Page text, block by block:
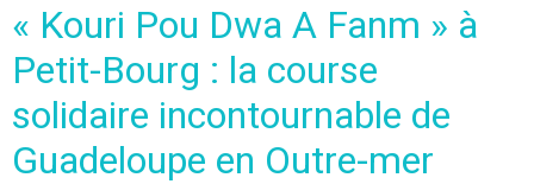
« Kouri Pou Dwa A Fanm » à
Petit-Bourg : la course
solidaire incontournable de
Guadeloupe en Outre-mer